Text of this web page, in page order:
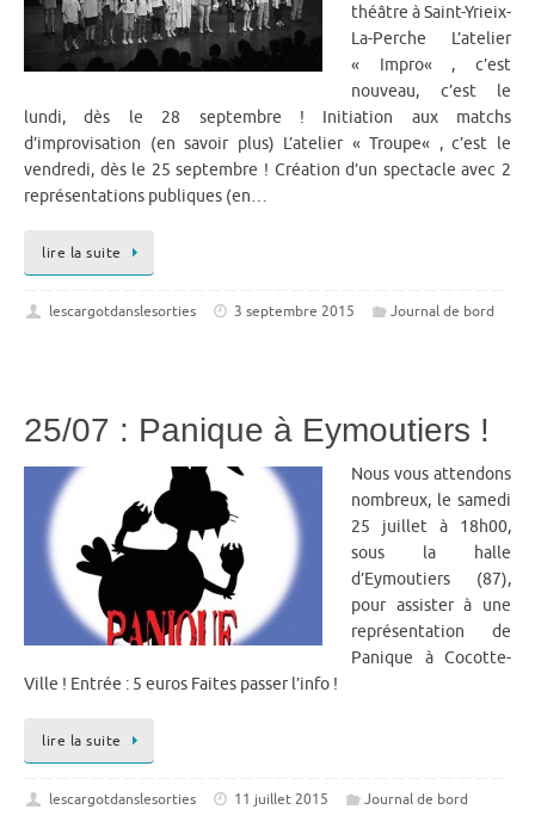
théâtre à Saint-Yrieix-
La-Perche L’atelier
« Impro« , c’est
nouveau, c’est le
lundi, dès le 28 septembre ! Initiation aux matchs
d’improvisation (en savoir plus) L’atelier « Troupe« , c’est le
vendredi, dès le 25 septembre ! Création d’un spectacle avec 2
représentations publiques (en…
lire la suite
lescargotdanslesorties 3 septembre 2015 Journal de bord
25/07 : Panique à Eymoutiers !
Nous vous attendons
nombreux, le samedi
25 juillet à 18h00,
sous la halle
d’Eymoutiers (87),
pour assister à une
représentation de
Panique à Cocotte-
Ville ! Entrée : 5 euros Faites passer l’info !
lire la suite
lescargotdanslesorties 11 juillet 2015 Journal de bord